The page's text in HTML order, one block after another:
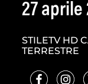
27 aprile
STILETV HD
TERRESTRE